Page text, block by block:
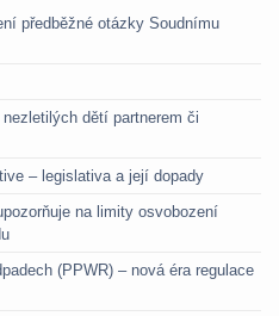
předběžné otázky Soudnímu
dětí partnerem či
– legislativa a její dopady
na limity osvobození
(PPWR) – nová éra regulace